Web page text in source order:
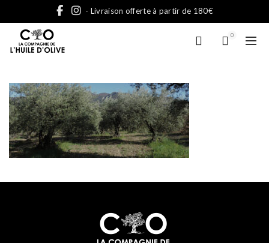
- Livraison offerte à partir de 180€
0